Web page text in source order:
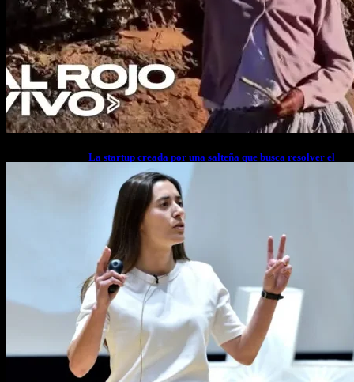
La startup creada por una salteña que busca resolver el
estrés financiero en Latinoamérica